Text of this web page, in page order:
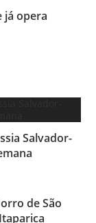
já opera
Salvador-
de São